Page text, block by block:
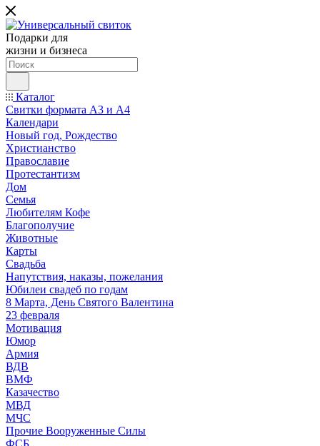
Подарки для
жизни и бизнеса
Каталог
Свитки формата А3 и А4
Календари
Новый год, Рождество
Христианство
Православие
Протестантизм
Дом
Семья
Любителям Кофе
Благополучие
Животные
Карты
Свадьба
Напутствия, наказы, пожелания
Юбилеи свадеб по годам
8 Марта, День Святого Валентина
23 февраля
Мотивация
Юмор
Армия
ВДВ
ВМФ
Казачество
МВД
МЧС
Прочие Вооруженные Силы
ФСБ